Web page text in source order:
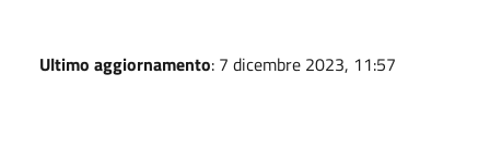
Ultimo aggiornamento: 7 dicembre 2023, 11:57